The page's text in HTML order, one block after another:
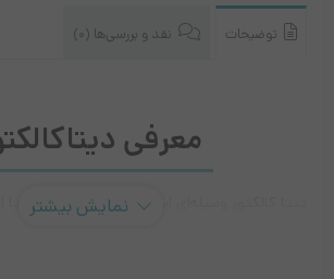
توضیحات نقد و بررسی‌ها (0)
معرفی
دیتا کالکتور وسیله‌ای است امکان پردازش کردن یا
نمایش بیشتر